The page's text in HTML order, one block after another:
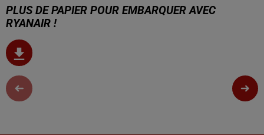
PLUS DE PAPIER POUR EMBARQUER AVEC
RYANAIR !